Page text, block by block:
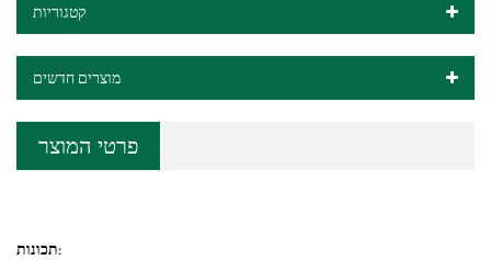
קטגוריות
מוצרים חדשים
פרטי המוצר
תכונות: